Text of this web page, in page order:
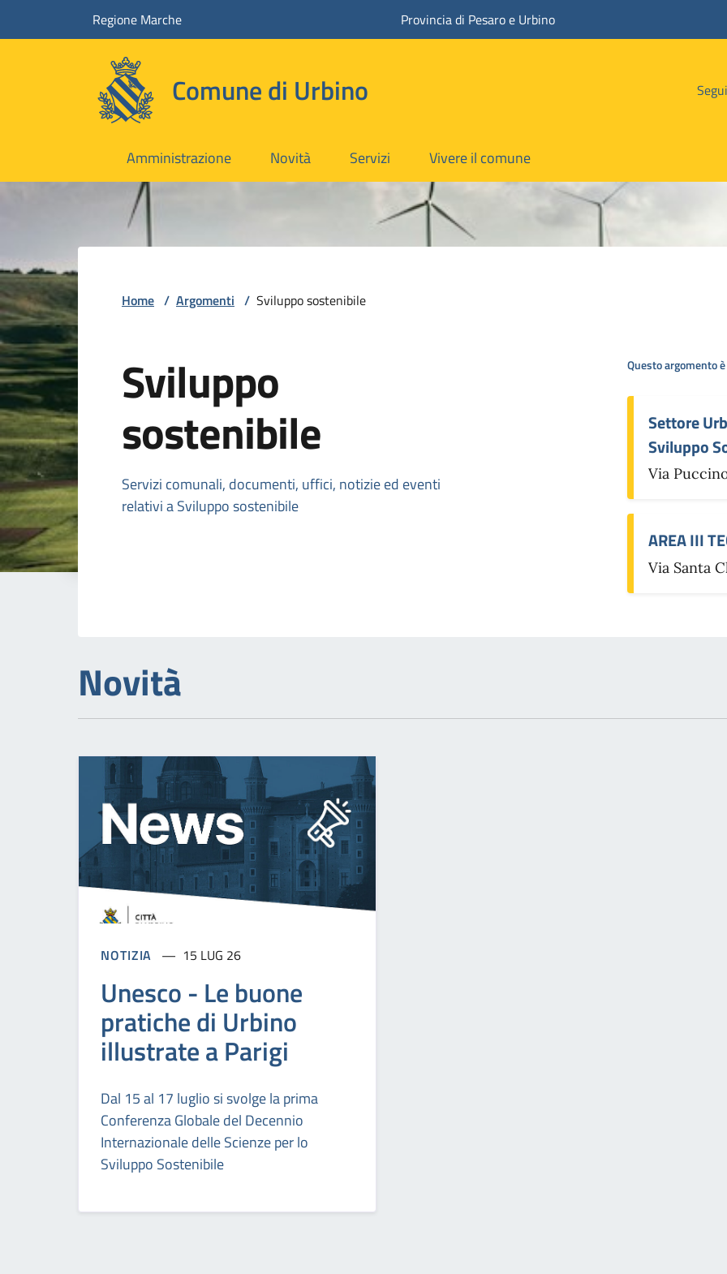
Vai ai contenutiRegione Marche Provincia di Pesaro e Urbino
Comune di Urbino
Amministrazione Novità Servizi Vivere il comune
Home / Argomenti / Sviluppo sostenibile
Sviluppo
sostenibile
Dettagli della notizia
Servizi comunali, documenti, uffici, notizie ed eventi
relativi a Sviluppo sostenibile
Questo argomento
Settore
Sviluppo
Via
AREA III
Via Santa
Novità
NOTIZIA 15 LUG 26
Unesco - Le buone
pratiche di Urbino
illustrate a Parigi
Dal 15 al 17 luglio si svolge la prima
Conferenza Globale del Decennio
Internazionale delle Scienze per lo
Sviluppo Sostenibile